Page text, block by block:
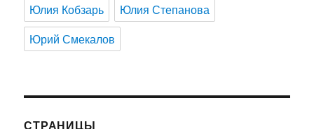
Юлия Кобзарь
Юлия Степанова
Юрий Смекалов
СТРАНИЦЫ